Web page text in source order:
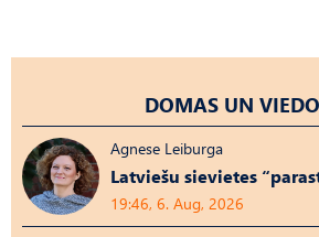
DOMAS UN
Agnese Leiburga
Latviešu sievietes
19:46, 6. Aug, 2026